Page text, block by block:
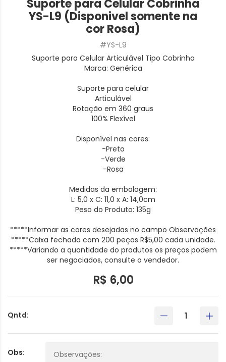
Suporte para Celular Cobrinha
YS-L9 (Disponivel somente na
cor Rosa)
#YS-L9
Suporte para Celular Articulável Tipo Cobrinha
Marca: Genérica
Suporte para celular
Articulável
Rotação em 360 graus
100% Flexível
Disponível nas cores:
-Preto
-Verde
-Rosa
Medidas da embalagem:
L: 5,0 x C: 11,0 x A: 14,0cm
Peso do Produto: 135g
*****Informar as cores desejadas no campo Observações
*****Caixa fechada com 200 peças R$5,00 cada unidade.
*****Variando a quantidade do produtos os preços podem
ser negociados, consulte o vendedor.
R$ 6,00
Qntd:
Obs: